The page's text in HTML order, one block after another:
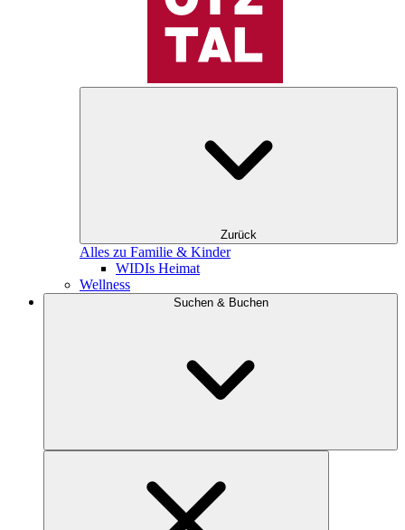
Zurück
Alles zu Familie & Kinder
WIDIs Heimat
Wellness
Suchen & Buchen